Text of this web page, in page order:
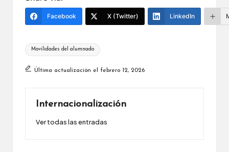
Facebook X (Twitter) LinkedIn
Etiquetas:
Movilidades del alumnado
Última actualización el febrero 12, 2026
Internacionalización
Ver todas las entradas